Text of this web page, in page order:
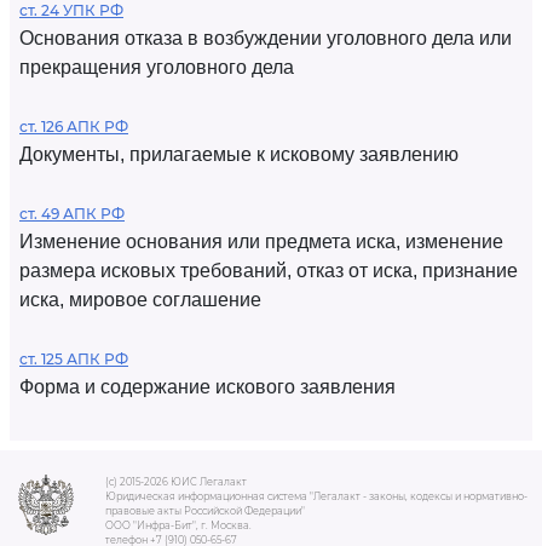
ст. 24 УПК РФ
Основания отказа в возбуждении уголовного дела или
прекращения уголовного дела
ст. 126 АПК РФ
Документы, прилагаемые к исковому заявлению
ст. 49 АПК РФ
Изменение основания или предмета иска, изменение
размера исковых требований, отказ от иска, признание
иска, мировое соглашение
ст. 125 АПК РФ
Форма и содержание искового заявления
(c) 2015-2026 ЮИС Легалакт
Юридическая информационная система "Легалакт - законы, кодексы и нормативно-
правовые акты Российской Федерации"
ООО "Инфра-Бит", г. Москва.
телефон +7 (910) 050-65-67